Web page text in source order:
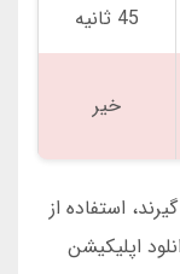
45 ثانیه
خیر
استفاده از
اپلیکیشن